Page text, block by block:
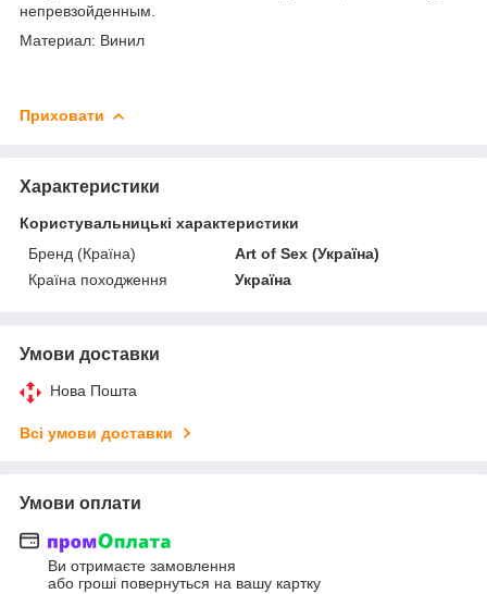
непревзойденным.
Материал: Винил
Приховати
Характеристики
Користувальницькі характеристики
Бренд (Країна)
Art of Sex (Україна)
Країна походження
Україна
Умови доставки
Нова Пошта
Всі умови доставки
Умови оплати
Ви отримаєте замовлення
або гроші повернуться на вашу картку